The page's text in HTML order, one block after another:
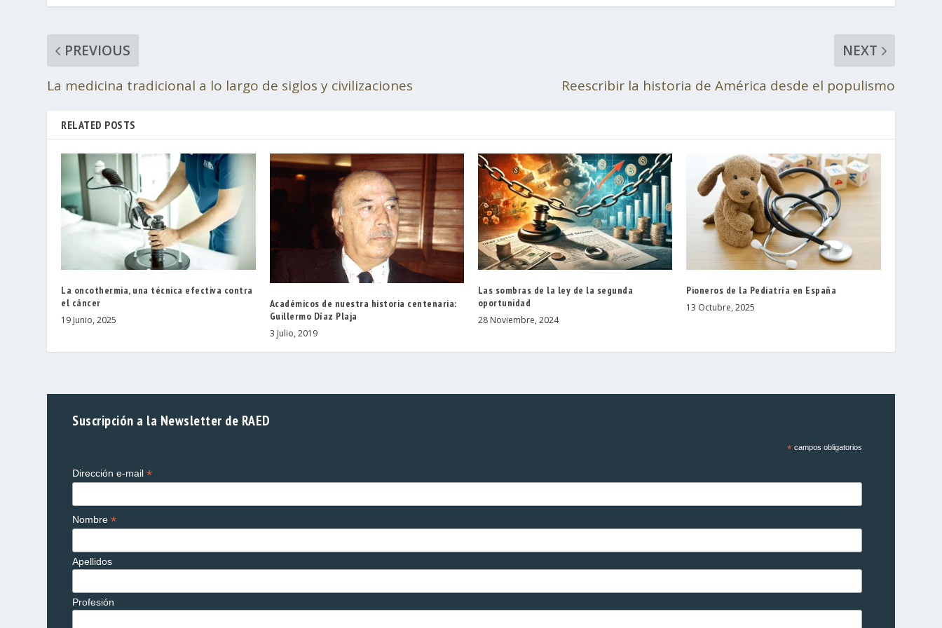
PREVIOUS
La medicina tradicional a lo largo de siglos y civilizaciones
NEXT
Reescribir la historia de América desde el populismo
RELATED POSTS
La oncothermia, una técnica efectiva contra
el cáncer
19 Junio, 2025
Académicos de nuestra historia centenaria:
Guillermo Díaz Plaja
3 Julio, 2019
Las sombras de la ley de la segunda
oportunidad
28 Noviembre, 2024
Pioneros de la Pediatría en España
13 Octubre, 2025
Suscripción a la Newsletter de RAED
*campos obligatorios
Dirección e-mail*
Nombre*
Apellidos
Profesión